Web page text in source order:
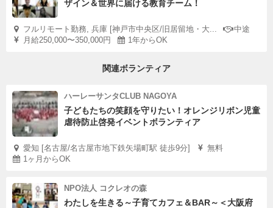
ザイン＆世界に届ける教育チーム！
フルリモート勤務, 兵庫 [神戸市中央区/旧居留地・大...
中途
月給250,000〜350,000円
1年からOK
関連ボランティア
ハーレーサンタCLUB NAGOYA
子どもたちの笑顔を守りたい！オレンジリボン児童
虐待防止啓発イベントボランティア
愛知 [名古屋/名古屋市地下鉄矢場町駅 徒歩9分]
無料
1ヶ月からOK
NPO法人 コクレオの森
わたしを生きる～子育てカフェ＆BAR～＜大阪府